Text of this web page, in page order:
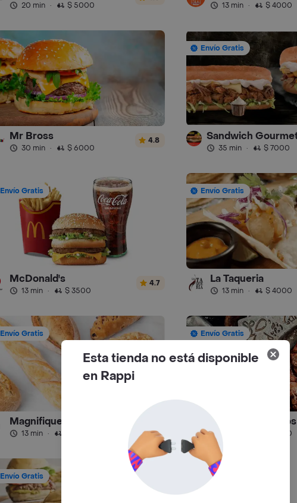
20 min · $ 5000 13 min · $ 4000
Mr Bross
30 min · $ 6000
4.8
Envío Gratis
35 min · $ 7000
Envío Gratis
McDonald's
13 min · $ 3500
4.7
Envío Gratis
La Taqueria
13 min · $ 4000
Envío Gratis
Magnifique
13 min ·
Envío Gratis
Andrés Domicilios
$ 4000
Envío Gratis
Esta tienda no está disponible
en Rappi